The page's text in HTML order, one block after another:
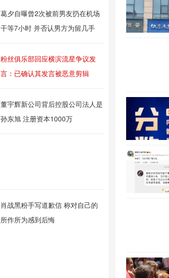
葛夕自曝曾2次被前男友扔在机场
干等7小时 并否认男方为留几手
粉丝俱乐部回应横滨流星争议发
言：已确认其发言被恶意剪辑
董宇辉新公司背后控股公司法人是
孙东旭 注册资本1000万
肖战黑粉手写道歉信 称对自己的
所作所为感到后悔